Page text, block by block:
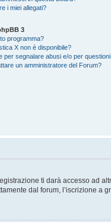
i miei allegati?
3
programma?
X non è disponibile?
per segnalare abusi e/o per
un amministratore del Forum?
ti darà accesso ad
dal forum, l’iscrizione a